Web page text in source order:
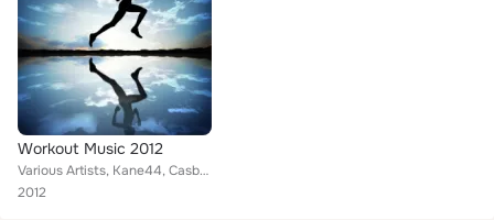
Workout Music 2012
Various Artists, Kane44, Casbah feat. Lazy Hammock, Mr. Jay & T & Torben Boswich, Livedj Malo, Texoa, Chris Santana, Suite 610 &...
2012